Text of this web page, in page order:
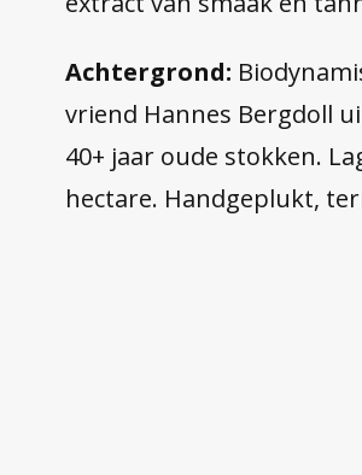
Achtergrond:
vriend Hannes Bergdoll
40+ jaar oude stokken.
hectare. Handgeplukt,